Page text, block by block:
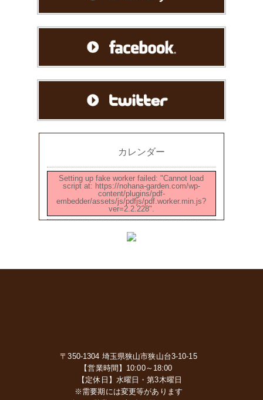
カレンダー
Setting up fake worker failed: "Cannot load
script at: https://nohana-garden.com/wp-
content/plugins/pdf-
embedder/assets/js/pdfjs/pdf.worker.min.js?
ver=2.2.228".
〒350-1304 埼玉県狭山市狭山台3-10-15
【営業時間】10:00～18:00
【定休日】水曜日・第3木曜日
※需要期には変更等があります